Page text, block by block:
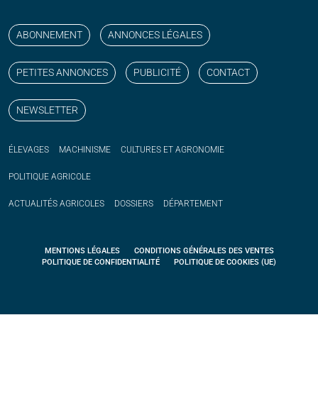
ABONNEMENT ANNONCES LÉGALES
PETITES ANNONCES PUBLICITÉ CONTACT
NEWSLETTER
ÉLEVAGES MACHINISME CULTURES ET AGRONOMIE
POLITIQUE AGRICOLE
ACTUALITÉS AGRICOLES DOSSIERS DÉPARTEMENT
MENTIONS LÉGALES
CONDITIONS GÉNÉRALES DES VENTES
POLITIQUE DE CONFIDENTIALITÉ
POLITIQUE DE COOKIES (UE)